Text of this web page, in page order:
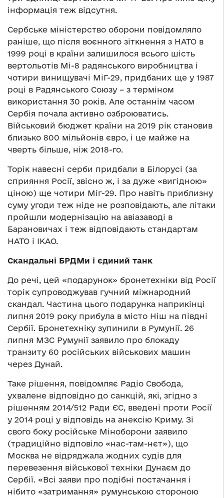
інформація теж відсутня.
Сербське міністерство оборони повідомляло
раніше, що після воєнного зіткнення з НАТО в
1999 році в країни залишилося всього шість
вертольотів Мі-8 радянського виробництва і
чотири винищувачі МіГ-29, придбаних ще у 1987
році в Радянського Союзу – з терміном
використання 30 років. Але останнім часом
Сербія почала активно озброюватись.
Військовий бюджет країни на 2019 рік становив
близько 800 мільйонів євро, і це майже на
чверть більше, ніж 2018-го.
Торік навесні серби придбали в Білорусі (за
сприяння Росії, звісно ж, і за дуже «вигідною»
ціною) ще чотири Міг-29. Про навіть приблизну
суму угоди теж ніде не розповідають, але літаки
пройшли модернізацію на авіазаводі в
Барановичах і теж відповідають стандартам
НАТО і ІКАО.
Скандальні БРДМи і єдиний танк
До речі, цей «подарунок» бронетехніки від Росії
торік супроводжував гучний міжнародний
скандал. Частина цього подарунка наприкінці
липня 2019 року прибула в місто Ніш на півдні
Сербії. Бронетехніку зупинили в Румунії. 26
липня МЗС Румунії заявило про блокаду
транзиту 60 російських військових машин
через Дунай.
Таке рішення, повідомляє Радіо Свобода,
ухвалене відповідно до санкцій, які, згідно з
рішенням 2014/512 Ради ЄС, введені проти Росії
у 2014 році у відповідь на анексію Криму. Зі
свого боку російське Міноборони заявило
(традиційно відповіло «нас-там-нєт»), що
Москва не відряджала жодних судів для
перевезення військової техніки Дунаєм до
Сербії. «Всі заяви про подібні постачання і
нібито «затримання» румунською стороною